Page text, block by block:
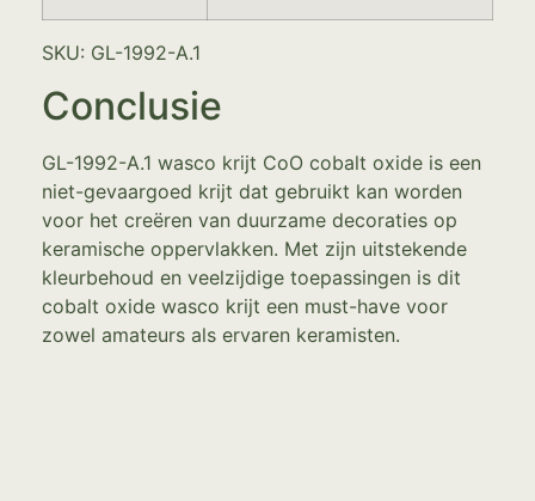
SKU: GL-1992-A.1
Conclusie
GL-1992-A.1 wasco krijt CoO cobalt oxide is een
niet-gevaargoed krijt dat gebruikt kan worden
voor het creëren van duurzame decoraties op
keramische oppervlakken. Met zijn uitstekende
kleurbehoud en veelzijdige toepassingen is dit
cobalt oxide wasco krijt een must-have voor
zowel amateurs als ervaren keramisten.